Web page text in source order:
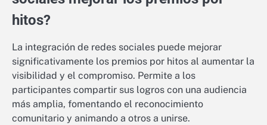
hitos?
La integración de redes sociales puede mejorar
significativamente los premios por hitos al aumentar la
visibilidad y el compromiso. Permite a los
participantes compartir sus logros con una audiencia
más amplia, fomentando el reconocimiento
comunitario y animando a otros a unirse.